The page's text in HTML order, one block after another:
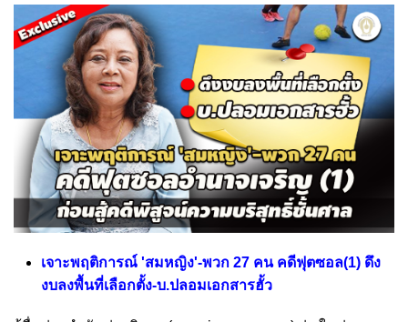
เจาะพฤติการณ์ 'สมหญิง'-พวก 27 คน คดีฟุตซอล(1) ดึง
งบลงพื้นที่เลือกตั้ง-บ.ปลอมเอกสารฮั้ว